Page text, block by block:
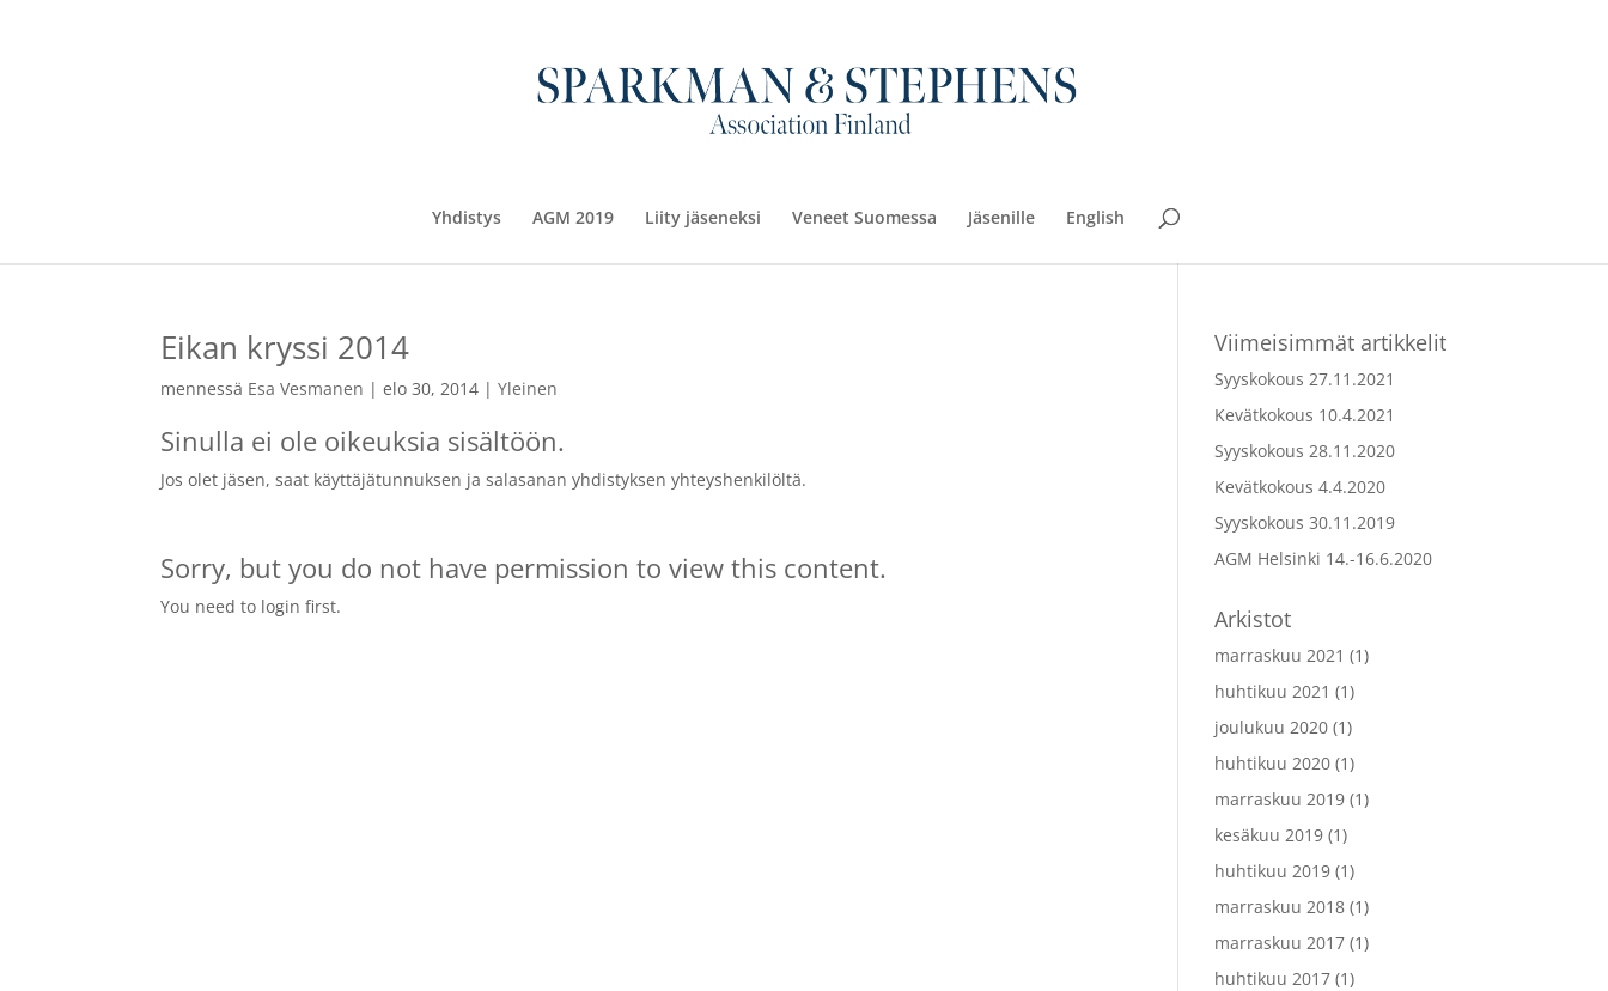
Yhdistys AGM 2019 Liity jäseneksi Veneet Suomessa Jäsenille English
Eikan kryssi 2014
mennessä Esa Vesmanen |elo 30, 2014 |Yleinen
Sinulla ei ole oikeuksia sisältöön.
Jos olet jäsen, saat käyttäjätunnuksen ja salasanan yhdistyksen yhteyshenkilöltä.
Sorry, but you do not have permission to view this content.
You need to login first.
Viimeisimmät artikkelit
Syyskokous 27.11.2021
Kevätkokous 10.4.2021
Syyskokous 28.11.2020
Kevätkokous 4.4.2020
Syyskokous 30.11.2019
AGM Helsinki 14.-16.6.2020
Arkistot
marraskuu 2021 (1)
huhtikuu 2021 (1)
joulukuu 2020 (1)
huhtikuu 2020 (1)
marraskuu 2019 (1)
kesäkuu 2019 (1)
huhtikuu 2019 (1)
marraskuu 2018 (1)
marraskuu 2017 (1)
huhtikuu 2017 (1)